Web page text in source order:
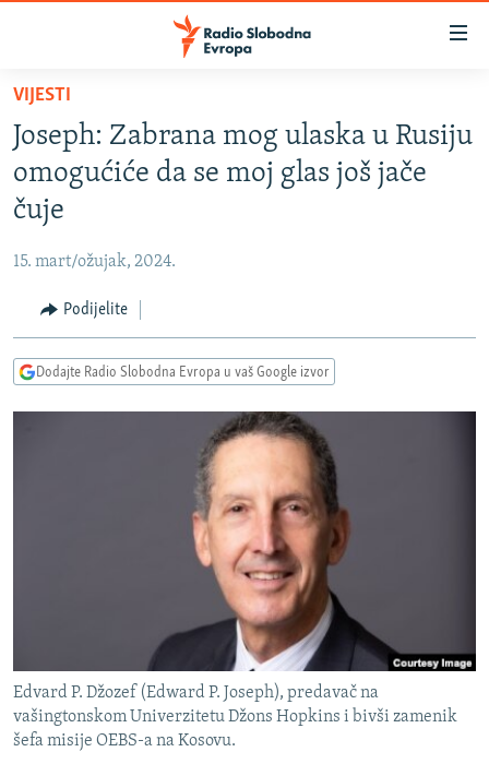
Pređite
glavni
sadržaj
Pređite
na
glavnu
Pređite
na
pretragu
BOSNA I HERCEGOVINA
SRBIJA
KOSOVO
CRNA GORA
VIZUELNO
RAT U UKRAJINI
GENOCID U SREBRENICI
POPLAVE I KLIZIŠTA U BIH 2024.
TV LIBERTY
Sve RFE/RL stranice
VIJESTI
Joseph: Zabrana mog ulaska u Rusiju
omogućiće da se moj glas još jače
čuje
15. mart/ožujak, 2024.
Podijelite
Dodajte Radio Slobodna Evropa u vaš Google izvor
Edvard P. Džozef (Edward P. Joseph), predavač na
vašingtonskom Univerzitetu Džons Hopkins i bivši zamenik
šefa misije OEBS-a na Kosovu.